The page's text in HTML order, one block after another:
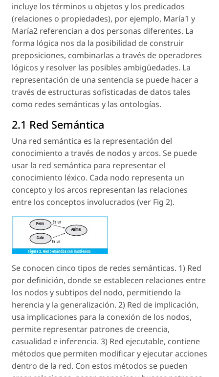
incluye los términos u objetos y los predicados
(relaciones o propiedades), por ejemplo, María1 y
María2 referencian a dos personas diferentes. La
forma lógica nos da la posibilidad de construir
preposiciones, combinarlas a través de operadores
lógicos y resolver las posibles ambigüedades. La
representación de una sentencia se puede hacer a
través de estructuras sofisticadas de datos tales
como redes semánticas y las ontologías.
2.1 Red Semántica
Una red semántica es la representación del
conocimiento a través de nodos y arcos. Se puede
usar la red semántica para representar el
conocimiento léxico. Cada nodo representa un
concepto y los arcos representan las relaciones
entre los conceptos involucrados (ver Fig 2).
Se conocen cinco tipos de redes semánticas. 1) Red
por definición, donde se establecen relaciones entre
los nodos y subtipos del nodo, permitiendo la
herencia y la generalización. 2) Red de implicación,
usa implicaciones para la conexión de los nodos,
permite representar patrones de creencia,
casualidad e inferencia. 3) Red ejecutable, contiene
métodos que permiten modificar y ejecutar acciones
dentro de la red. Con estos métodos se pueden